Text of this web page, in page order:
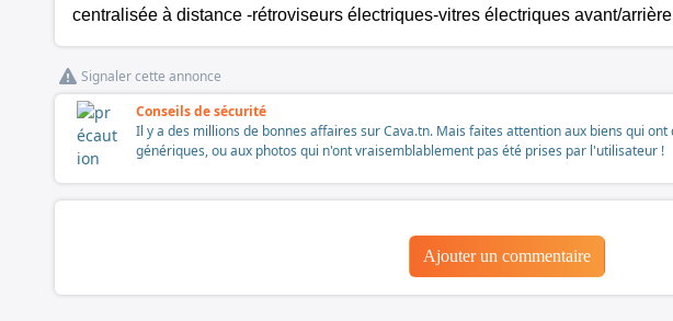
centralisée à distance -rétroviseurs électriques-vitres électriques avant/
Signaler cette annonce
Conseils de sécurité
Il y a des millions de bonnes affaires sur Cava.tn. Mais faites attention aux biens qui
génériques, ou aux photos qui n'ont vraisemblablement pas été prises par l'utilisateur !
Ajouter un commentaire